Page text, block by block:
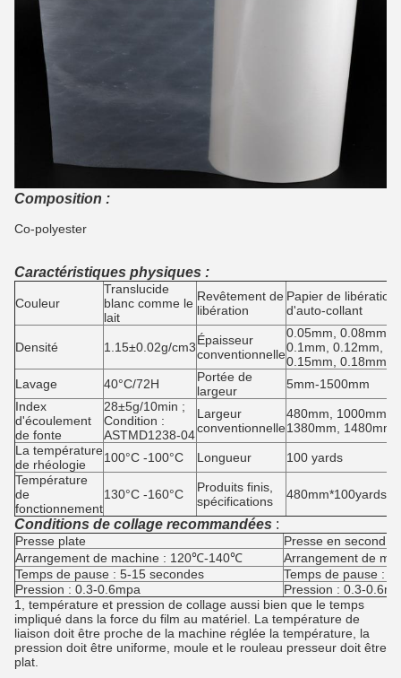
Composition :
Co-polyester
Caractéristiques physiques :
Couleur
Translucide
blanc comme le
lait
Revêtement de
libération
Papier de libération
d'auto-collant
Densité 1.15±0.02g/cm3Épaisseur
conventionnelle
0.05mm, 0.08mm,
0.1mm, 0.12mm,
0.15mm, 0.18mm
Lavage
40°C/72H
Portée de
largeur
5mm-1500mm
Index
d'écoulement
de fonte
28±5g/10min ;
Condition :
ASTMD1238-04
Largeur
conventionnelle
480mm, 1000mm,
1380mm, 1480mm
La température
de rhéologie
100°C -100°C Longueur
100 yards
Température
de
fonctionnement
130°C -160°C
Produits finis,
spécifications
480mm*100yards/
Conditions de collage recommandées :
Presse plate
Presse en second
Arrangement de machine : 120℃-140℃
Arrangement de
Temps de pause : 5-15 secondes
Temps de pause :
Pression : 0.3-0.6mpa
Pression : 0.3-
1, température et pression de collage aussi bien que le temps
impliqué dans la force du film au matériel. La température de
liaison doit être proche de la machine réglée la température, la
pression doit être uniforme, moule et le rouleau presseur doit être
plat.